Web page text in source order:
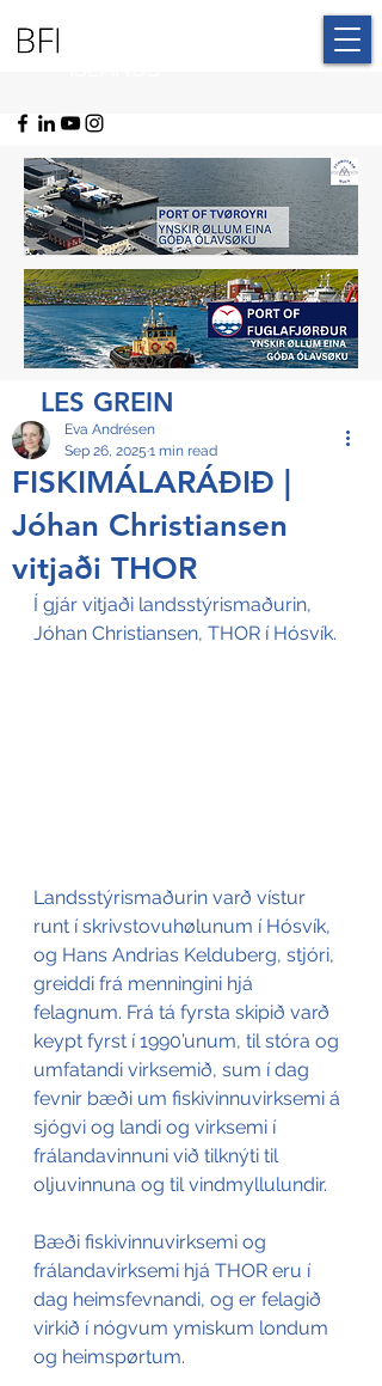
LES GREIN
FISKIMÁLARÁÐIÐ |
Jóhan Christiansen
vitjaði THOR
Eva Andrésen
Sep 26, 2025 1 min read
Í gjár vitjaði landsstýrismaðurin,
Jóhan Christiansen, THOR í Hósvík.
Landsstýrismaðurin varð vístur
runt í skrivstovuhølunum í Hósvík,
og Hans Andrias Kelduberg, stjóri,
greiddi frá menningini hjá
felagnum. Frá tá fyrsta skipið varð
keypt fyrst í 1990’unum, til stóra og
umfatandi virksemið, sum í dag
fevnir bæði um fiskivinnuvirksemi á
sjógvi og landi og virksemi í
frálandavinnuni við tilknýti til
oljuvinnuna og til vindmyllulundir.
Bæði fiskivinnuvirksemi og
frálandavirksemi hjá THOR eru í
dag heimsfevnandi, og er felagið
virkið í nógvum ymiskum londum
og heimspørtum.